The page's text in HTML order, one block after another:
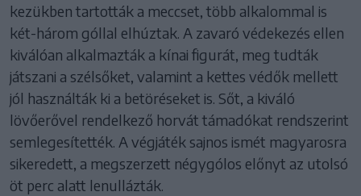
kezükben tartották a meccset, több alkalommal is
két-három góllal elhúztak. A zavaró védekezés ellen
kiválóan alkalmazták a kínai figurát, meg tudták
játszani a szélsőket, valamint a kettes védők mellett
jól használták ki a betöréseket is. Sőt, a kiváló
lövőerővel rendelkező horvát támadókat rendszerint
semlegesítették. A végjáték sajnos ismét magyarosra
sikeredett, a megszerzett négygólos előnyt az utolsó
öt perc alatt lenullázták.